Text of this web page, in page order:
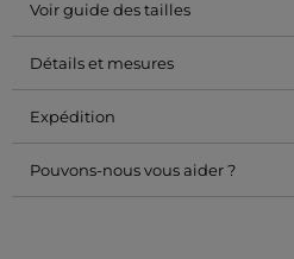
Voir guide des tailles
Détails et mesures
Expédition
Pouvons-nous vous aider ?